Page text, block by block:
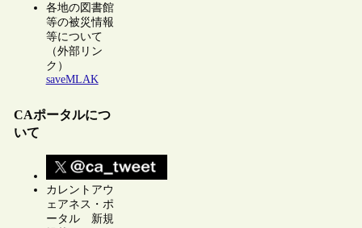
各地の図書館
等の被災情報
等について
（外部リン
ク）
saveMLAK
CAポータルにつ
いて
カレントアウ
ェアネス・ポ
ータル 新規